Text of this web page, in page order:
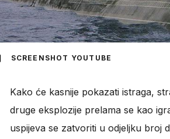
SCREENSHOT YOUTUBE
Kako će kasnije pokazati istraga,
druge eksplozije prelama se kao
uspijeva se zatvoriti u odjeljku broj